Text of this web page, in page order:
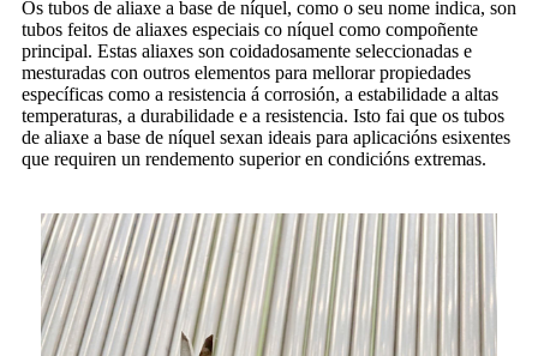
Os tubos de aliaxe a base de níquel, como o seu nome indica, son
tubos feitos de aliaxes especiais co níquel como compoñente
principal. Estas aliaxes son coidadosamente seleccionadas e
mesturadas con outros elementos para mellorar propiedades
específicas como a resistencia á corrosión, a estabilidade a altas
temperaturas, a durabilidade e a resistencia. Isto fai que os tubos
de aliaxe a base de níquel sexan ideais para aplicacións esixentes
que requiren un rendemento superior en condicións extremas.